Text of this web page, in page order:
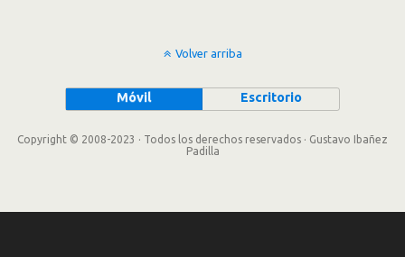
Volver arriba
Móvil Escritorio
Copyright © 2008-2023 · Todos los derechos reservados · Gustavo Ibañez
Padilla